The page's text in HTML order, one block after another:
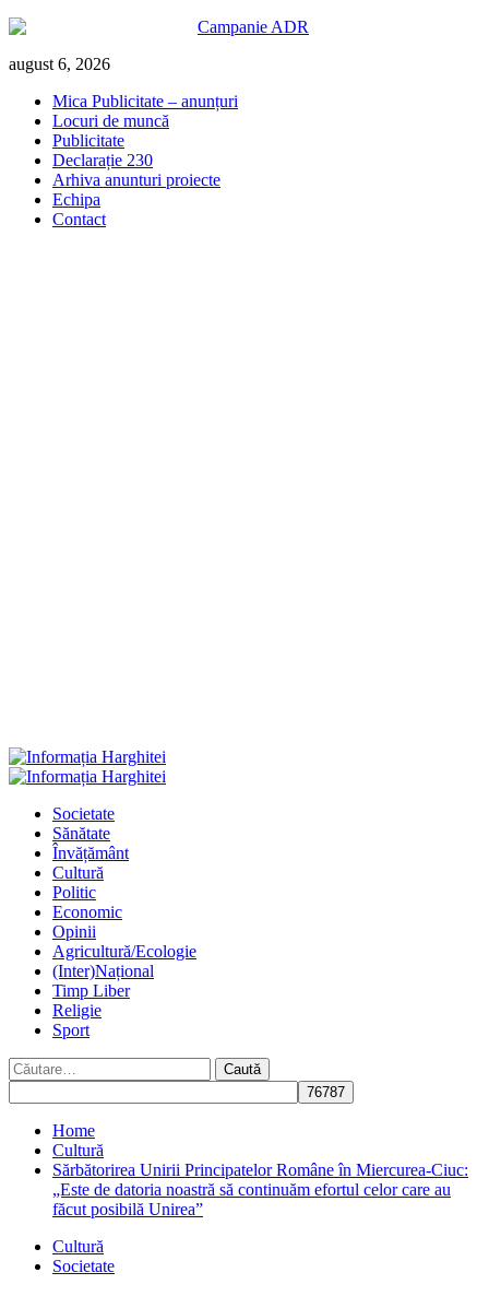
Skip
content
august 6, 2026
Mica Publicitate – anunțuri
Locuri de muncă
Publicitate
Declarație 230
Arhiva anunturi proiecte
Echipa
Contact
Primary
Societate
Sănătate
Învățământ
Cultură
Politic
Economic
Opinii
Agricultură/Ecologie
(Inter)Național
Timp Liber
Religie
Sport
Caută
după:
Home
Cultură
Sărbătorirea Unirii Principatelor Române în Miercurea-Ciuc:
„Este de datoria noastră să continuăm efortul celor care au
făcut posibilă Unirea”
Cultură
Societate